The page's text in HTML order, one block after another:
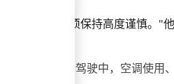
要求我们必须保持高度谨慎。"
术实力。
况，而实际驾驶中，空调使用